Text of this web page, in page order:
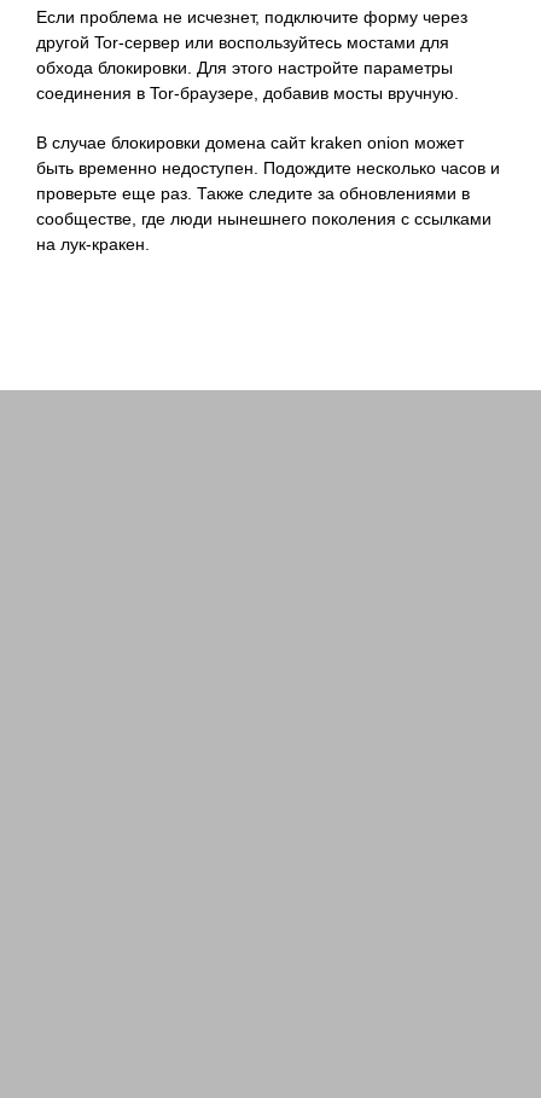
Если проблема не исчезнет, ​​подключите форму через
другой Tor-сервер или воспользуйтесь мостами для
обхода блокировки. Для этого настройте параметры
соединения в Tor-браузере, добавив мосты вручную.
В случае блокировки домена сайт kraken onion может
быть временно недоступен. Подождите несколько часов и
проверьте еще раз. Также следите за обновлениями в
сообществе, где люди нынешнего поколения с ссылками
на лук-кракен.